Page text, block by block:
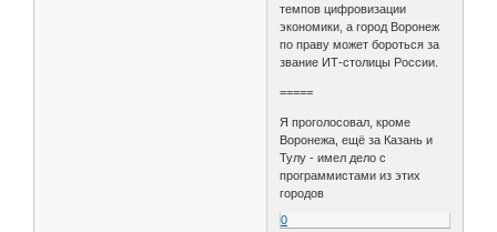
темпов цифровизации
экономики, а город Воронеж
по праву может бороться за
звание ИТ-столицы России.
=====
Я проголосовал, кроме
Воронежа, ещё за Казань и
Тулу - имел дело с
программистами из этих
городов
0